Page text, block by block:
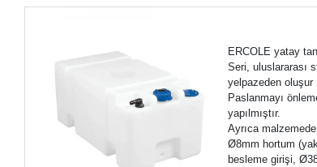
ERCOLE yatay
Seri, uluslararası
yelpazeden oluşur .
Paslanmayı
yapılmıştır.
Ayrıca
Ø8mm hortum
besleme girişi,